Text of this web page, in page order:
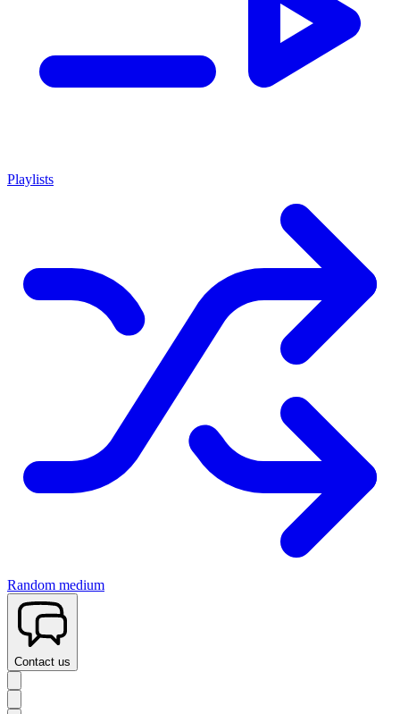
Playlists
Random medium
Contact us